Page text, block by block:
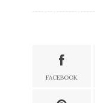
FACEBOOK